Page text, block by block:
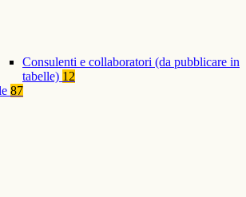
Consulenti e collaboratori (da pubblicare in
tabelle) 12
87